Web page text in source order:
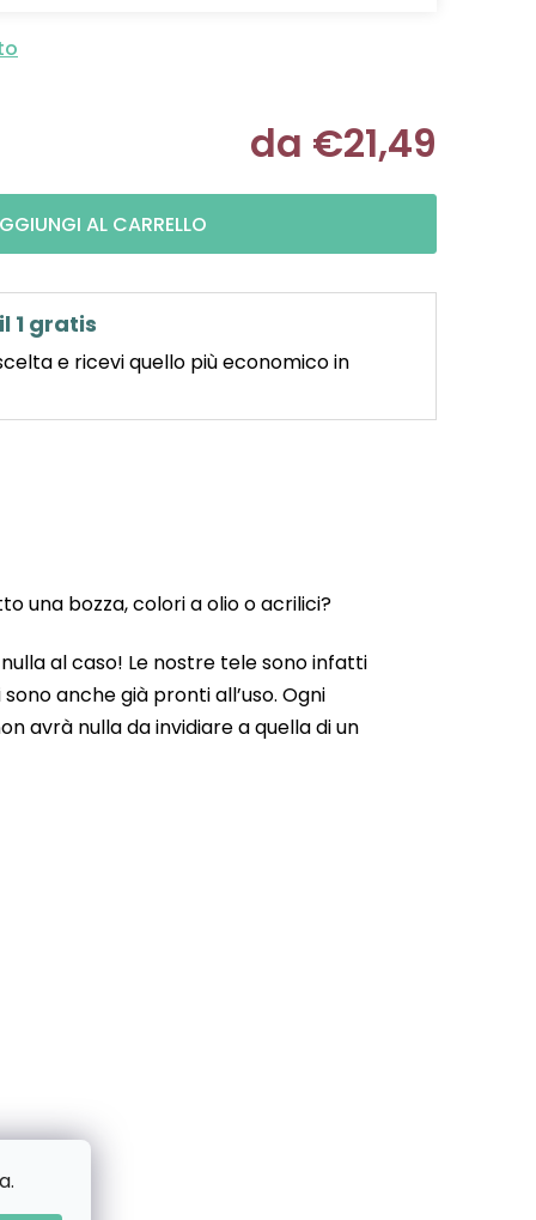
da €21,49
AL CARRELLO
1 gratis
e ricevi quello più economico in
una bozza, colori a olio o acrilici?
al caso! Le nostre tele sono infatti
anche già pronti all’uso. Ogni
avrà nulla da invidiare a quella di un